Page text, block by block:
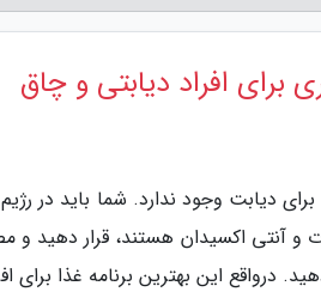
برای افراد دیابتی و چاق
دیابت وجود ندارد. شما باید در
و آنتی اکسیدان هستند، قرار
درواقع این بهترین برنامه غذا برای